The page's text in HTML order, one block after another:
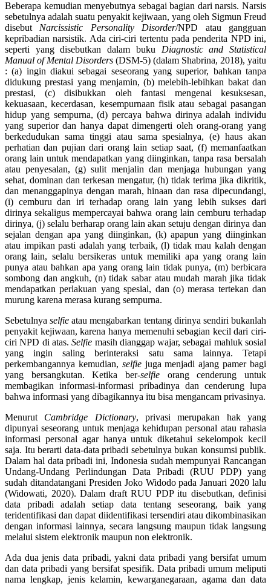
Beberapa kemudian menyebutnya sebagai bagian dari narsis. Narsis
sebetulnya adalah suatu penyakit kejiwaan, yang oleh Sigmun Freud
disebut Narcissistic Personality Disorder/NPD atau gangguan
kepribadian narsistik. Ada ciri-ciri tertentu pada penderita NPD ini,
seperti yang disebutkan dalam buku Diagnostic and Statistical
Manual of Mental Disorders (DSM-5) (dalam Shabrina, 2018), yaitu
: (a) ingin diakui sebagai seseorang yang superior, bahkan tanpa
didukung prestasi yang menjamin, (b) melebih-lebihkan bakat dan
prestasi, (c) disibukkan oleh fantasi mengenai kesuksesan,
kekuasaan, kecerdasan, kesempurnaan fisik atau sebagai pasangan
hidup yang sempurna, (d) percaya bahwa dirinya adalah individu
yang superior dan hanya dapat dimengerti oleh orang-orang yang
berkedudukan sama tinggi atau sama spesialnya, (e) haus akan
perhatian dan pujian dari orang lain setiap saat, (f) memanfaatkan
orang lain untuk mendapatkan yang diinginkan, tanpa rasa bersalah
atau penyesalan, (g) sulit menjalin dan menjaga hubungan yang
sehat, dominan dan terkesan mengatur, (h) tidak terima jika dikritik,
dan menanggapinya dengan marah, hinaan dan rasa dipecundangi,
(i) cemburu dan iri terhadap orang lain yang lebih sukses dari
dirinya sekaligus mempercayai bahwa orang lain cemburu terhadap
dirinya, (j) selalu berharap orang lain akan setuju dengan dirinya dan
sejalan dengan apa yang diinginkan, (k) apapun yang diinginkan
atau impikan pasti adalah yang terbaik, (l) tidak mau kalah dengan
orang lain, selalu bersikeras untuk memiliki apa yang orang lain
punya atau bahkan apa yang orang lain tidak punya, (m) berbicara
sombong dan angkuh, (n) tidak sabar atau mudah marah jika tidak
mendapatkan perlakuan yang spesial, dan (o) merasa tertekan dan
murung karena merasa kurang sempurna.
Sebetulnyaselfie atau mengabarkan tentang dirinya sendiri bukanlah
penyakit kejiwaan, karena hanya memenuhi sebagian kecil dari ciri-
ciri NPD di atas.Selfie masih dianggap wajar, sebagai mahluk sosial
yang ingin saling berinteraksi satu sama lainnya. Tetapi
perkembangannya kemudian, selfiejuga menjadi ajang pamer bagi
yang bersangkutan. Ketika ber-selfie orang cenderung untuk
membagikan informasi-informasi pribadinya dan cenderung lupa
bahwa informasi yang dibagikannya itu bisa mengancam privasinya.
Menurut Cambridge Dictionary, privasi merupakan hak yang
dipunyai seseorang untuk menjaga kehidupan personal atau rahasia
informasi personal agar hanya untuk diketahui sekelompok kecil
saja. Itu berarti data-data pribadi sebetulnya bukan konsumsi publik.
Dalam hal data pribadi ini, Indonesia sudah mempunyai Rancangan
Undang-Undang Perlindungan Data Pribadi (RUU PDP) yang
sudah ditandatangani Presiden Joko Widodo pada Januari 2020 lalu
(Widowati, 2020). Dalam draft RUU PDP itu disebutkan, definisi
data pribadi adalah setiap data tentang seseorang, baik yang
teridentifikasi dan dapat diidentifikasi tersendiri atau dikombinasikan
dengan informasi lainnya, secara langsung maupun tidak langsung
melalui sistem elektronik maupun non elektronik.
Ada dua jenis data pribadi, yakni data pribadi yang bersifat umum
dan data pribadi yang bersifat spesifik. Data pribadi umum meliputi
nama lengkap, jenis kelamin, kewarganegaraan, agama dan data